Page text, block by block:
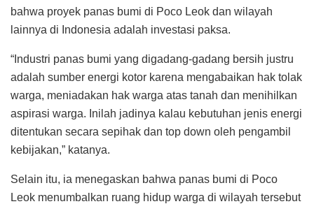
bahwa proyek panas bumi di Poco Leok dan wilayah
lainnya di Indonesia adalah investasi paksa.
“Industri panas bumi yang digadang-gadang bersih justru
adalah sumber energi kotor karena mengabaikan hak tolak
warga, meniadakan hak warga atas tanah dan menihilkan
aspirasi warga. Inilah jadinya kalau kebutuhan jenis energi
ditentukan secara sepihak dan top down oleh pengambil
kebijakan,” katanya.
Selain itu, ia menegaskan bahwa panas bumi di Poco
Leok menumbalkan ruang hidup warga di wilayah tersebut